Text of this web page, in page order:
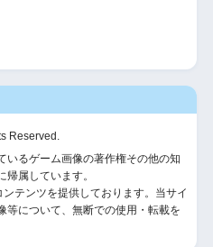
Reserved.
いるゲーム画像の著作権その他の知
属しています。
テンツを提供しております。当サイ
等について、無断での使用・転載を